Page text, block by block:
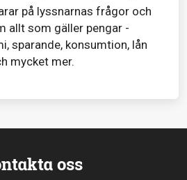
på lyssnarnas frågor och
allt som gäller pengar -
sparande, konsumtion, lån
mycket mer.
oss